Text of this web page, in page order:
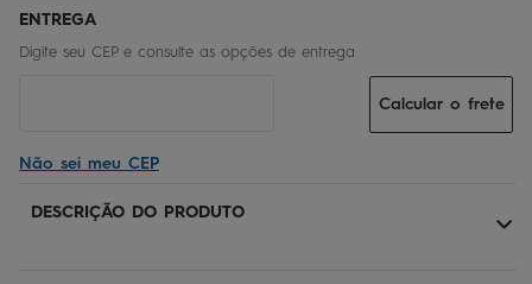
Não sei meu CEP
Calcular o frete
DESCRIÇÃO DO PRODUTO